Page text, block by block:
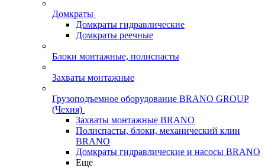
Домкраты
Домкраты гидравлические
Домкраты реечные
Блоки монтажные, полиспасты
Захваты монтажные
Грузоподъемное оборудование BRANO GROUP
(Чехия)
Захваты монтажные BRANO
Полиспасты, блоки, механический клин
BRANO
Домкраты гидравлические и насосы BRANO
Еще